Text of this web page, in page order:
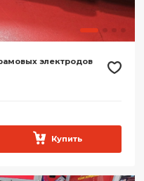
электродов
Купить